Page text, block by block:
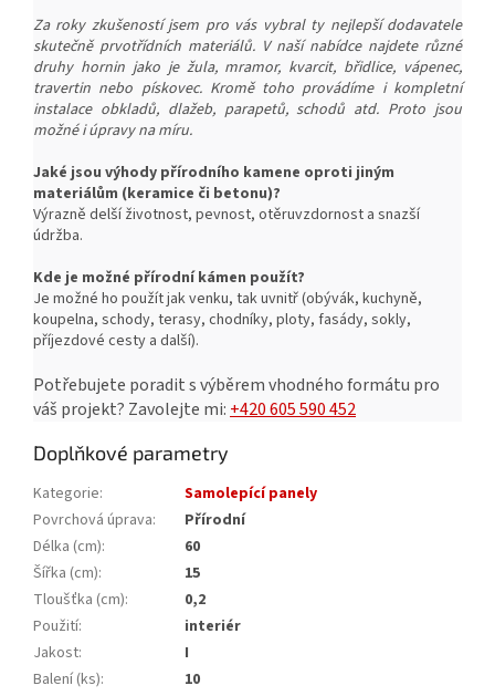
Za roky zkušeností jsem pro vás vybral ty nejlepší dodavatele
skutečně prvotřídních materiálů. V naší nabídce najdete různé
druhy hornin jako je žula, mramor, kvarcit, břidlice, vápenec,
travertin nebo pískovec. Kromě toho provádíme i kompletní
instalace obkladů, dlažeb, parapetů, schodů atd. Proto jsou
možné i úpravy na míru.
Jaké jsou výhody přírodního kamene oproti jiným
materiálům (keramice či betonu)?
Výrazně delší životnost, pevnost, otěruvzdornost a snazší
údržba.
Kde je možné přírodní kámen použít?
Je možné ho použít jak venku, tak uvnitř (obývák, kuchyně,
koupelna, schody, terasy, chodníky, ploty, fasády, sokly,
příjezdové cesty a další).
Potřebujete poradit s výběrem vhodného formátu pro
váš projekt? Zavolejte mi:+420 605 590 452
Doplňkové parametry
Kategorie:
Samolepící panely
Povrchová úprava:
Přírodní
Délka (cm):
60
Šířka (cm):
15
Tloušťka (cm):
0,2
Použití:
interiér
Jakost:
I
Balení (ks):
10